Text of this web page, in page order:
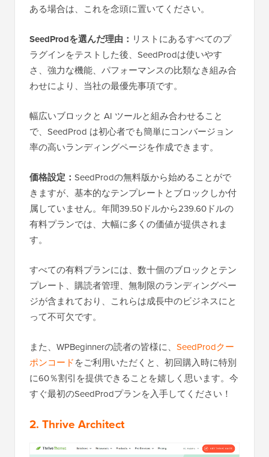
ある場合は、これを念頭に置いてください。
SeedProdを選んだ理由： リストにあるすべてのプ
ラグインをテストした後、SeedProdは使いやす
さ、強力な機能、パフォーマンスの比類なき組み合
わせにより、当社の最優先事項です。
幅広いブロックと AI ツールと組み合わせること
で、SeedProd は初心者でも簡単にコンバージョン
率の高いランディングページを作成できます。
価格設定： SeedProdの無料版から始めることがで
きますが、基本的なテンプレートとブロックしか付
属していません。年間39.50ドルから239.60ドルの
有料プランでは、大幅に多くの価値が提供されま
す。
すべての有料プランには、数十個のブロックとテン
プレート、購読者管理、無制限のランディングペー
ジが含まれており、これらは成長中のビジネスにと
って不可欠です。
また、WPBeginnerの読者の皆様に、 SeedProdクー
ポンコードをご利用いただくと、初回購入時に特別
に60％割引を提供できることを嬉しく思います。今
すぐ最初のSeedProdプランを入手してください！
2. Thrive Architect